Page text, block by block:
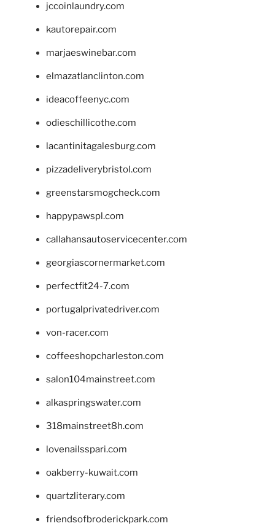
jccoinlaundry.com
kautorepair.com
marjaeswinebar.com
elmazatlanclinton.com
ideacoffeenyc.com
odieschillicothe.com
lacantinitagalesburg.com
pizzadeliverybristol.com
greenstarsmogcheck.com
happypawspl.com
callahansautoservicecenter.com
georgiascornermarket.com
perfectfit24-7.com
portugalprivatedriver.com
von-racer.com
coffeeshopcharleston.com
salon104mainstreet.com
alkaspringswater.com
318mainstreet8h.com
lovenailsspari.com
oakberry-kuwait.com
quartzliterary.com
friendsofbroderickpark.com